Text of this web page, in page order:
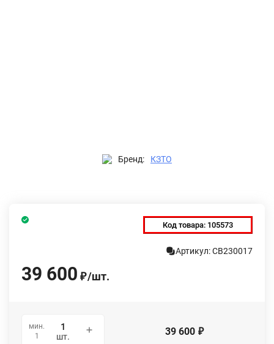
Бренд: КЗТО
Код товара: 105573
Артикул: СВ230017
39 600 ₽/шт.
мин.
1
шт. 39 600 ₽